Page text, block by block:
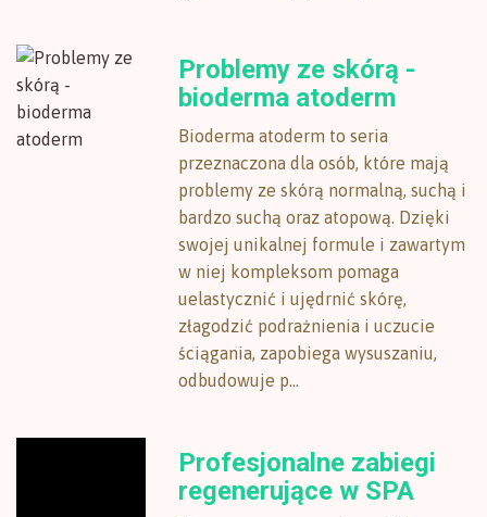
Problemy ze skórą -
bioderma atoderm
Bioderma atoderm to seria
przeznaczona dla osób, które mają
problemy ze skórą normalną, suchą i
bardzo suchą oraz atopową. Dzięki
swojej unikalnej formule i zawartym
w niej kompleksom pomaga
uelastycznić i ujędrnić skórę,
złagodzić podrażnienia i uczucie
ściągania, zapobiega wysuszaniu,
odbudowuje p...
Profesjonalne zabiegi
regenerujące w SPA